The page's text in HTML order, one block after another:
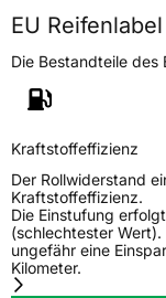
ZustandNeureifen
EffizienzC
Nasshaftung B
Rollgeräusch (Klasse)
EU Reifenlabel
Die Bestandteile des
Kraftstoffeffizienz
Der Rollwiderstand
Kraftstoffeffizienz.
Die Einstufung
(schlechtester Wert).
ungefähr eine
Kilometer.